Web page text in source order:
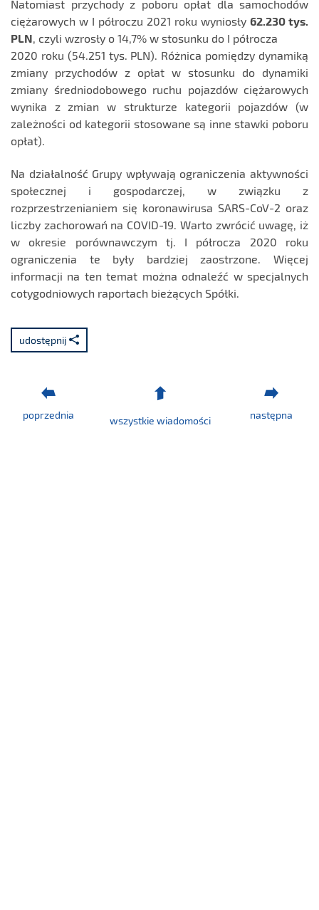
Natomiast przychody z poboru opłat dla samochodów
ciężarowych w I półroczu 2021 roku wyniosły 62.230 tys.
PLN , czyli wzrosły o 14,7% w stosunku do I półrocza
2020 roku (54.251 tys. PLN). Różnica pomiędzy dynamiką
zmiany przychodów z opłat w stosunku do dynamiki
zmiany średniodobowego ruchu pojazdów ciężarowych
wynika z zmian w strukturze kategorii pojazdów (w
zależności od kategorii stosowane są inne stawki poboru
opłat).
Na działalność Grupy wpływają ograniczenia aktywności
społecznej i gospodarczej, w związku z
rozprzestrzenianiem się koronawirusa SARS-CoV-2 oraz
liczby zachorowań na COVID-19. Warto zwrócić uwagę, iż
w okresie porównawczym tj. I półrocza 2020 roku
ograniczenia te były bardziej zaostrzone. Więcej
informacji na ten temat można odnaleźć w specjalnych
cotygodniowych raportach bieżących Spółki.
udostępnij
poprzednia wszystkie wiadomości następna